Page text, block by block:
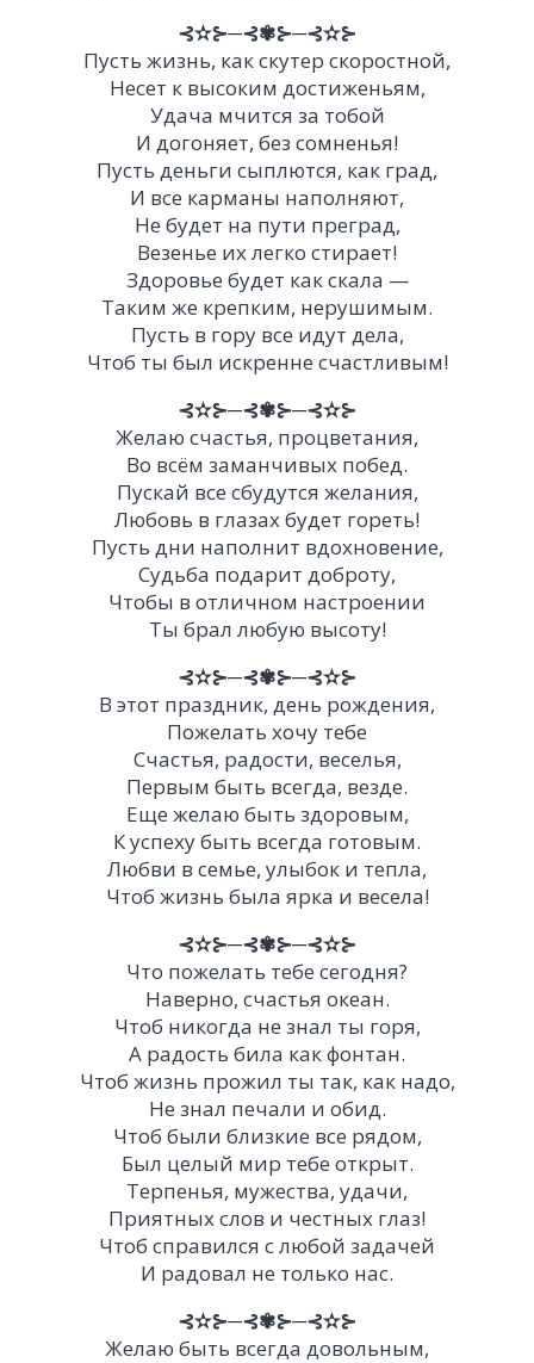
⊰✫⊱─⊰✾⊱─⊰✫⊱
Пусть жизнь, как скутер скоростной,
Несет к высоким достиженьям,
Удача мчится за тобой
И догоняет, без сомненья!
Пусть деньги сыплются, как град,
И все карманы наполняют,
Не будет на пути преград,
Везенье их легко стирает!
Здоровье будет как скала —
Таким же крепким, нерушимым.
Пусть в гору все идут дела,
Чтоб ты был искренне счастливым!
⊰✫⊱─⊰✾⊱─⊰✫⊱
Желаю счастья, процветания,
Во всём заманчивых побед.
Пускай все сбудутся желания,
Любовь в глазах будет гореть!
Пусть дни наполнит вдохновение,
Судьба подарит доброту,
Чтобы в отличном настроении
Ты брал любую высоту!
⊰✫⊱─⊰✾⊱─⊰✫⊱
В этот праздник, день рождения,
Пожелать хочу тебе
Счастья, радости, веселья,
Первым быть всегда, везде.
Еще желаю быть здоровым,
К успеху быть всегда готовым.
Любви в семье, улыбок и тепла,
Чтоб жизнь была ярка и весела!
⊰✫⊱─⊰✾⊱─⊰✫⊱
Что пожелать тебе сегодня?
Наверно, счастья океан.
Чтоб никогда не знал ты горя,
А радость била как фонтан.
Чтоб жизнь прожил ты так, как надо,
Не знал печали и обид.
Чтоб были близкие все рядом,
Был целый мир тебе открыт.
Терпенья, мужества, удачи,
Приятных слов и честных глаз!
Чтоб справился с любой задачей
И радовал не только нас.
⊰✫⊱─⊰✾⊱─⊰✫⊱
Желаю быть всегда довольным,